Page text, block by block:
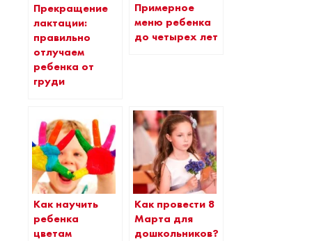
Прекращение
лактации:
правильно
отлучаем
ребенка от
груди
Примерное
меню ребенка
до четырех лет
Как научить
ребенка
цветам
Как провести 8
Марта для
дошкольников?